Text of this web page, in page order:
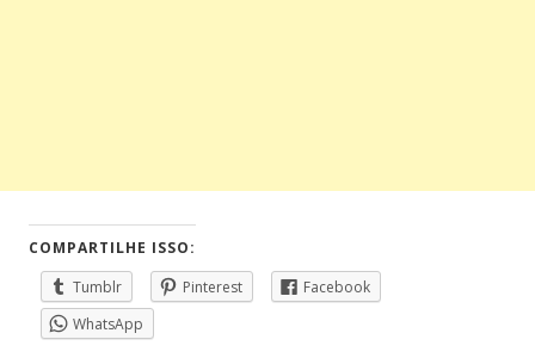
COMPARTILHE ISSO:
Tumblr
Pinterest
Facebook
WhatsApp